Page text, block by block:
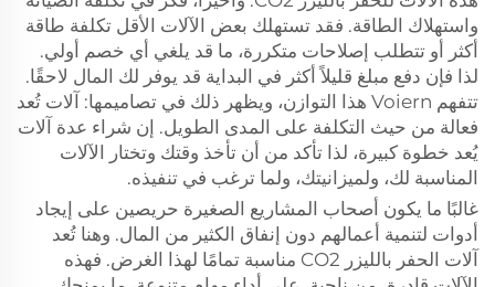
واستهلاك الطاقة. فقد تستهلك بعض الآلات الأقل تكلفة طاقة
أكثر أو تتطلب إصلاحات متكررة، ما قد يلغي أي خصم أولي.
لذا فإن دفع مبلغ قليلاً أكثر في البداية قد يوفر لك المال لاحقًا.
تتفهم Voiern هذا التوازن، ويظهر ذلك في تصاميمها: آلات تُعد
فعالة من حيث التكلفة على المدى الطويل. إن شراء عدة آلات
يُعد خطوة كبيرة، لذا تأكد من أن تأخذ وقتك وتختار الآلات
المناسبة لك، ولميزانيتك، ولما ترغب في تنفيذه.
غالبًا ما يكون أصحاب المشاريع الصغيرة حريصين على إيجاد
أدوات لتنمية أعمالهم دون إنفاق الكثير من المال. وهنا تُعد
آلات الحفر بالليزر CO2 مناسبة تمامًا لهذا الغرض. فهذه